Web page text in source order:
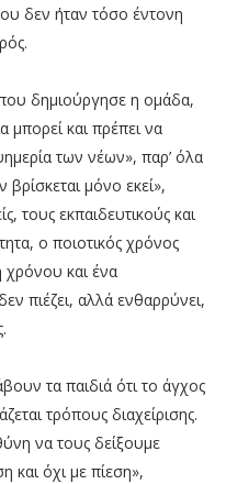
δεν ήταν τόσο έντονη
δημιούργησε η ομάδα,
μπορεί και πρέπει να
των νέων», παρ’ όλα
μόνο εκεί»,
τους εκπαιδευτικούς και
ο ποιοτικός χρόνος
χρόνου και ένα
πιέζει, αλλά ενθαρρύνει,
τα παιδιά ότι το άγχος
τρόπους διαχείρισης.
να τους δείξουμε
και όχι με πίεση»,